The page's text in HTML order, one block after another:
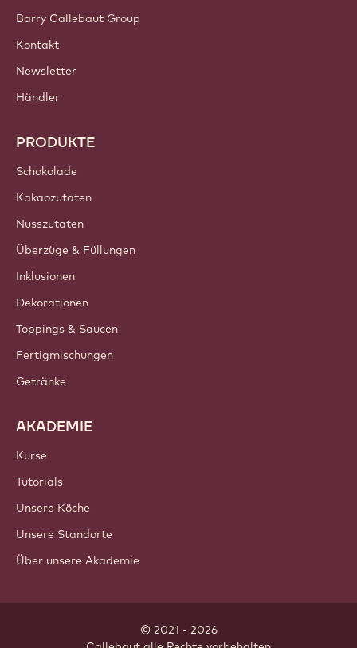
Barry Callebaut Group
Kontakt
Newsletter
Händler
PRODUKTE
Schokolade
Kakaozutaten
Nusszutaten
Überzüge & Füllungen
Inklusionen
Dekorationen
Toppings & Saucen
Fertigmischungen
Getränke
AKADEMIE
Kurse
Tutorials
Unsere Köche
Unsere Standorte
Über unsere Akademie
© 2021 - 2026